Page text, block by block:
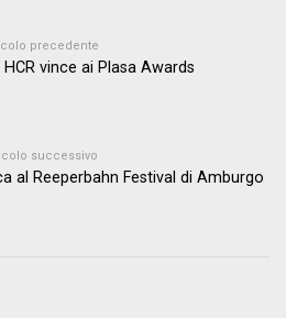
precedente
HCR vince ai Plasa Awards
successivo
al Reeperbahn Festival di Amburgo